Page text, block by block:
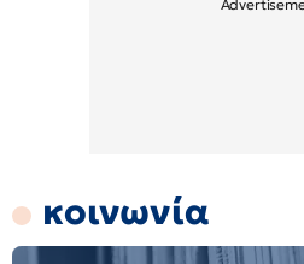
κοινωνία